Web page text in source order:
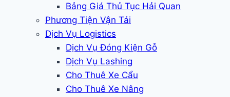
Bảng Giá Thủ Tục Hải Quan
Phương Tiện Vận Tải
Dịch Vụ Logistics
Dịch Vụ Đóng Kiện Gỗ
Dịch Vụ Lashing
Cho Thuê Xe Cẩu
Cho Thuê Xe Nâng